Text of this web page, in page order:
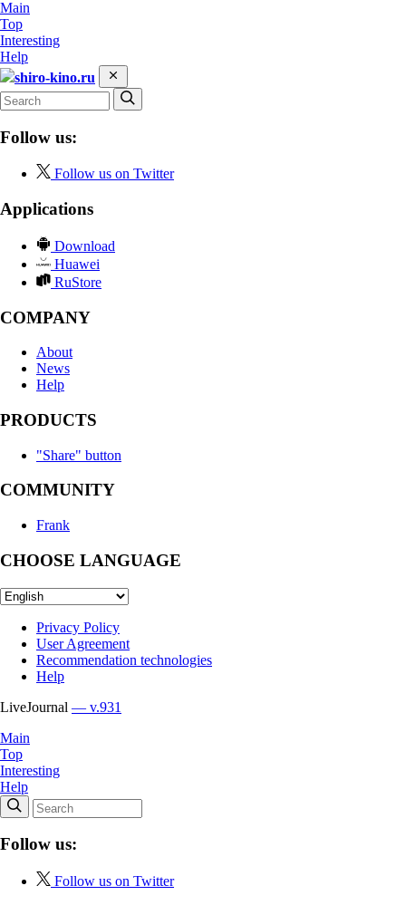
Main
Top
Interesting
Help
shiro-kino.ru
Follow us:
Follow us on Twitter
Applications
Download
Huawei
RuStore
COMPANY
About
News
Help
PRODUCTS
"Share" button
COMMUNITY
Frank
CHOOSE LANGUAGE
Privacy Policy
User Agreement
Recommendation technologies
Help
LiveJournal — v.931
Main
Top
Interesting
Help
Follow us:
Follow us on Twitter